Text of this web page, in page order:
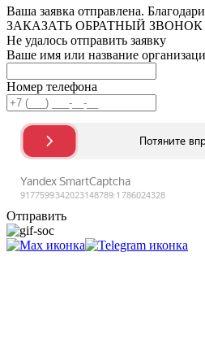
Ваша заявка отправлена.
ЗАКАЗАТЬ ОБРАТНЫЙ ЗВОНОК
Не удалось отправить заявку
Ваше имя или название
Номер телефона
Отправить